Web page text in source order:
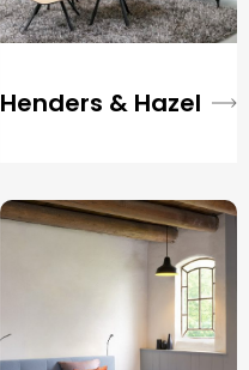
Henders & Hazel